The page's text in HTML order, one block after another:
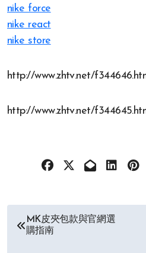
nike force
nike react
nike store
http://www.zhtv.net/
http://www.zhtv.net/
文 MK皮夾包款與官網選
購指南